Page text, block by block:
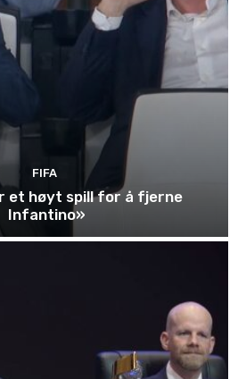
FIFA
et høyt spill for å fjerne
Infantino»